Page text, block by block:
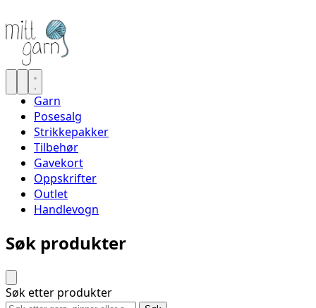
Garn
Posesalg
Strikkepakker
Tilbehør
Gavekort
Oppskrifter
Outlet
Handlevogn
Søk produkter
Søk etter produkter